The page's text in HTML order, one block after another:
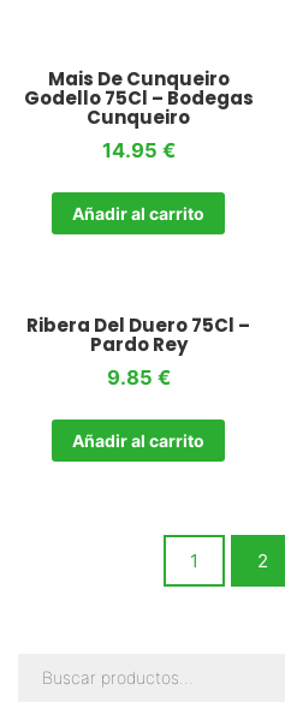
Mais De Cunqueiro
Godello 75Cl – Bodegas
Cunqueiro
14.95 €
Añadir al carrito
Ribera Del Duero 75Cl –
Pardo Rey
9.85 €
Añadir al carrito
1 2